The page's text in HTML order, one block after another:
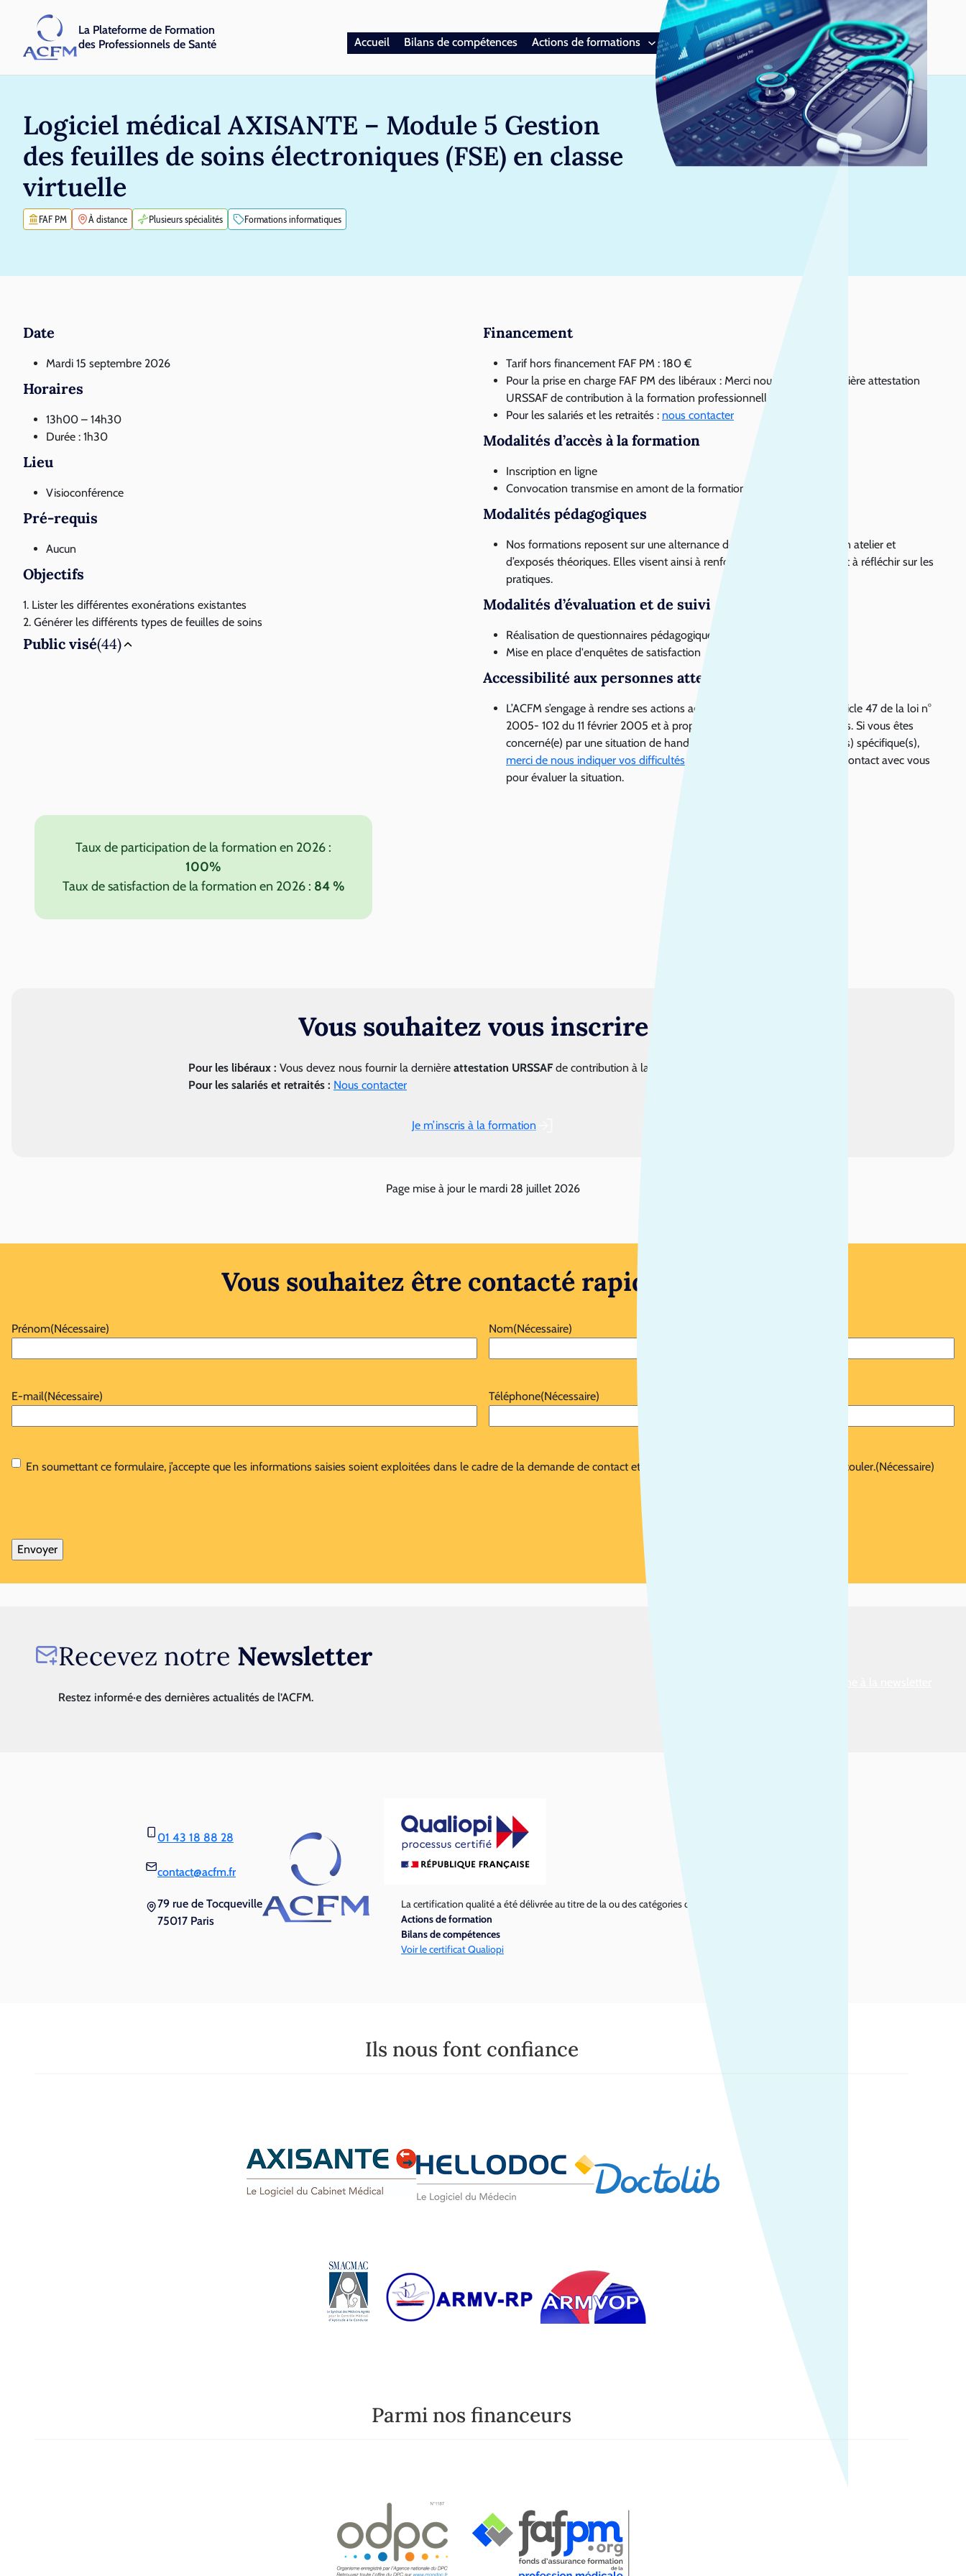
La Plateforme de Formation
des Professionnels de Santé
Accueil Bilans de compétences Actions de formations Partenaires Infos pratiques Faire un don
Logiciel médical AXISANTE – Module 5 Gestion
des feuilles de soins électroniques (FSE) en classe
virtuelle
FAF PM À distance Plusieurs spécialités Formations informatiques
Date
Mardi 15 septembre 2026
Horaires
13h00 – 14h30
Durée : 1h30
Lieu
Visioconférence
Pré-requis
Aucun
Objectifs
1. Lister les différentes exonérations existantes
2. Générer les différents types de feuilles de soins
Public visé(44)
Financement
Tarif hors financement FAF PM : 180 €
Pour la prise en charge FAF PM des libéraux : Merci nous fournir la dernière attestation
URSSAF de contribution à la formation professionnelle
Pour les salariés et les retraités : nous contacter
Modalités d’accès à la formation
Inscription en ligne
Convocation transmise en amont de la formation
Modalités pédagogiques
Nos formations reposent sur une alternance de séquences de travail en atelier et
d’exposés théoriques. Elles visent ainsi à renforcer les connaissances et à réfléchir sur les
pratiques.
Modalités d’évaluation et de suivi
Réalisation de questionnaires pédagogiques (pré-test et post-test)
Mise en place d'enquêtes de satisfaction
Accessibilité aux personnes atteintes d’un handicap
L’ACFM s’engage à rendre ses actions accessibles conformément à l’article 47 de la loi n°
2005- 102 du 11 février 2005 et à proposer les adaptations nécessaires. Si vous êtes
concerné(e) par une situation de handicap ou avez un (ou des) besoin(s) spécifique(s),
merci de nous indiquer vos difficultés. Le référent handicap reprendra contact avec vous
pour évaluer la situation.
Taux de participation de la formation en 2026 :
100%
Taux de satisfaction de la formation en 2026 : 84 %
Vous souhaitez vous inscrire ?
Pour les libéraux : Vous devez nous fournir la dernière attestation URSSAFde contribution à la formation professionnelle
Pour les salariés et retraités : Nous contacter
Je m’inscris à la formation
Page mise à jour le mardi 28 juillet 2026
Vous souhaitez être contacté rapidement ?
Prénom(Nécessaire) Nom(Nécessaire)
E-mail(Nécessaire) Téléphone(Nécessaire)
RGPD(Nécessaire)
En soumettant ce formulaire, j’accepte que les informations saisies soient exploitées dans le cadre de la demande de contact et de la relation commerciale qui peut en découler.(Nécessaire)
Recevez notre Newsletter
Restez informé·e des dernières actualités de l’ACFM.
01 43 18 88 28
contact@acfm.fr
79 rue de Tocqueville
75017 Paris
La certification qualité a été délivrée au titre de la ou des catégories d’actions suivantes :
Actions de formation
Bilans de compétences
Voir le certificat Qualiopi
Ils nous font confiance
Parmi nos financeurs